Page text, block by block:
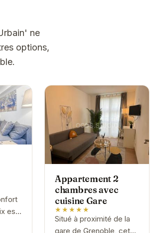
ne
options,
est
Appartement 2
chambres avec
cuisine Gare
★★★★★
Situé à proximité de la
gare de Grenoble, cet